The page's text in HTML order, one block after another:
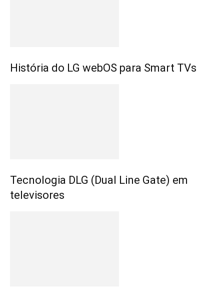
História do LG webOS para Smart TVs
Tecnologia DLG (Dual Line Gate) em
televisores